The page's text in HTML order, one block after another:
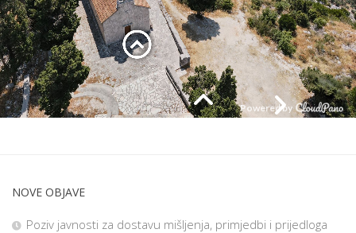
NOVE OBJAVE
Poziv javnosti za dostavu mišljenja, primjedbi i prijedloga